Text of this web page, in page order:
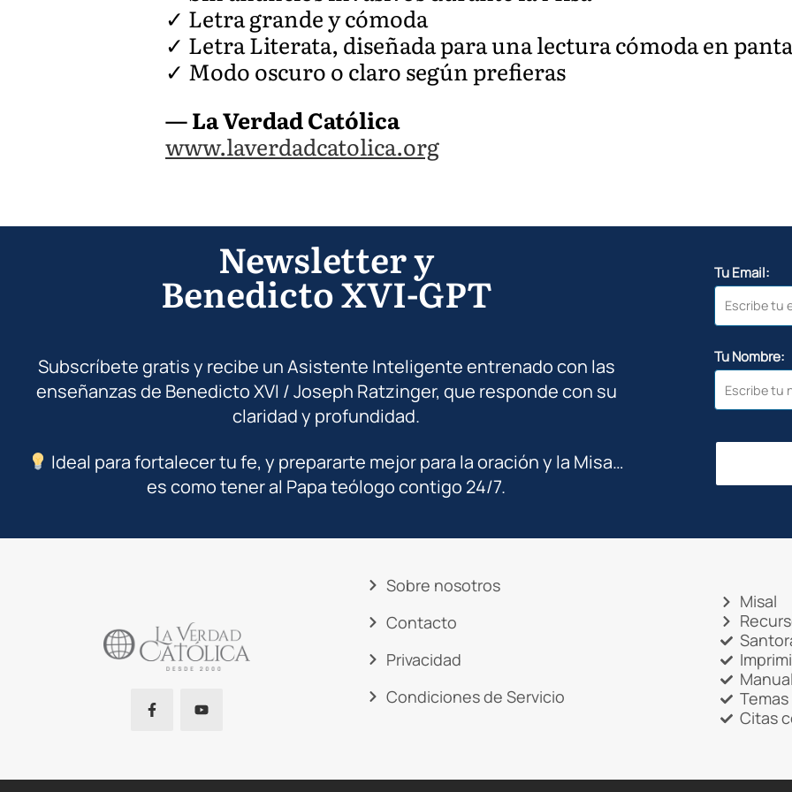
✓ Letra grande y cómoda
✓ Letra Literata, diseñada para una lectura cómoda en
✓ Modo oscuro o claro según prefieras
— La Verdad Católica
www.laverdadcatolica.org
Newsletter y
Benedicto XVI-GPT
Subscríbete gratis y recibe un Asistente Inteligente entrenado con las
enseñanzas de Benedicto XVI / Joseph Ratzinger, que responde con su
claridad y profundidad.
Ideal para fortalecer tu fe, y prepararte mejor para la oración y la Misa…
es como tener al Papa teólogo contigo 24/7.
Tu Email:
Tu Nombre:
Sobre nosotros
Contacto
Privacidad
Condiciones de Servicio
Misal
Citas